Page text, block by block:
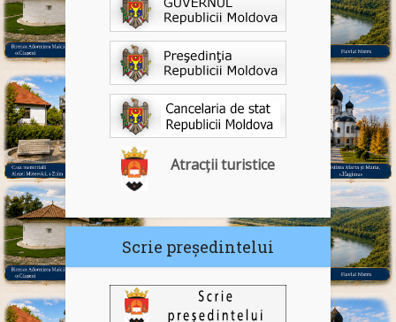
Atracții turistice
Scrie președintelui